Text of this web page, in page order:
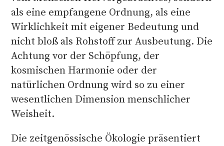
als eine empfangene Ordnung, als eine
Wirklichkeit mit eigener Bedeutung und
nicht bloß als Rohstoff zur Ausbeutung. Die
Achtung vor der Schöpfung, der
kosmischen Harmonie oder der
natürlichen Ordnung wird so zu einer
wesentlichen Dimension menschlicher
Weisheit.
Die zeitgenössische Ökologie präsentiert